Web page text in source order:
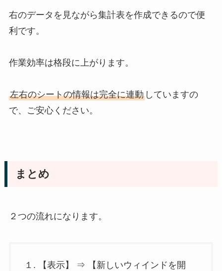
右のデータを見ながら集計表を作成できるので便
利です。
作業効率は格段に上がります。
左右のシートの情報は完全に連動していますの
で、ご安心ください。
まとめ
２つの流れになります。
１. 【表示】 ⇒ 【新しいウィインドを開